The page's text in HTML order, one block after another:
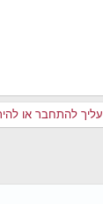
עליך להתחבר או